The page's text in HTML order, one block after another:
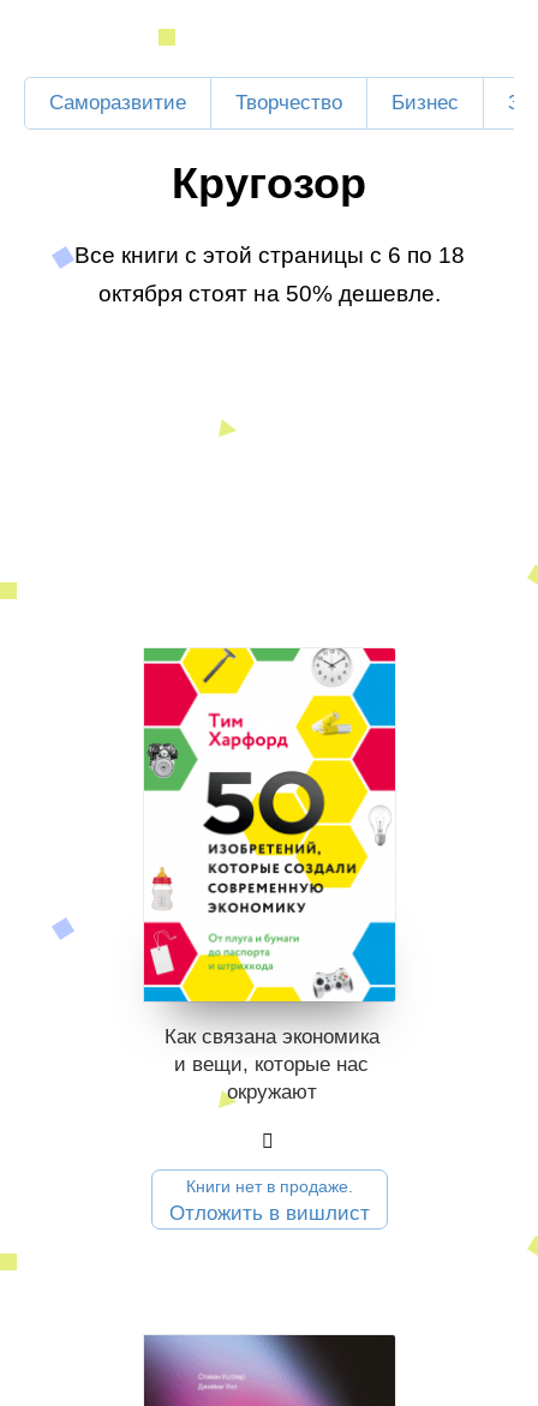
Саморазвитие Творчество Бизнес
Кругозор
Все книги с этой страницы с 6 по 18
октября стоят на 50% дешевле.
Как связана экономика
и вещи, которые нас
окружают
Книги нет в продаже.
Отложить в вишлист